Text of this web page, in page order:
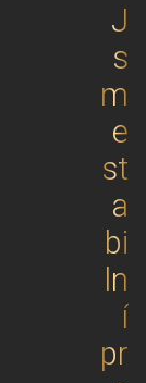
J
s
m
e
st
a
bi
ln
í
pr